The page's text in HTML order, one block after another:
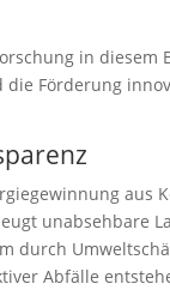
in diesem
Förderung
aus
unabsehbare
durch
Abfälle